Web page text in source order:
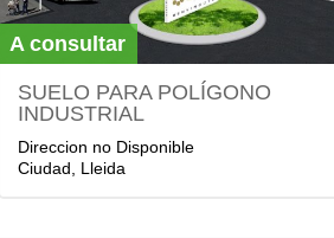
A consultar
SUELO PARA POLÍGONO
INDUSTRIAL
Direccion no Disponible
Ciudad, Lleida